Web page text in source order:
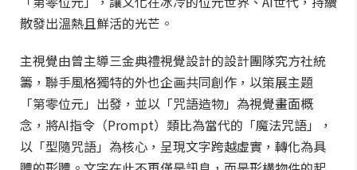
散發出溫熱且鮮活的光芒。
主視覺由曾主導三金典禮視覺設計的設計團隊究方社統
籌，聯手風格獨特的外也企画共同創作，以策展主題
「第零位元」出發，並以「咒語造物」為視覺畫面概
念，將AI指令（Prompt）類比為當代的「魔法咒語」，
以「型隨咒語」為核心，呈現文字跨越虛實，轉化為具